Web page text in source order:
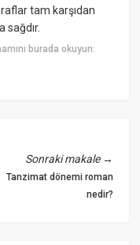
tam karşıdan
sağdır.
burada okuyun:
Sonraki makale→
Tanzimat dönemi roman
nedir?